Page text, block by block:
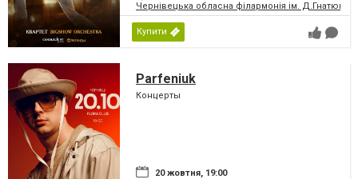
Чернівецька обласна філармонія ім. Д.Гнатюка
Купити
Parfeniuk
Концерты
20 жовтня, 19:00